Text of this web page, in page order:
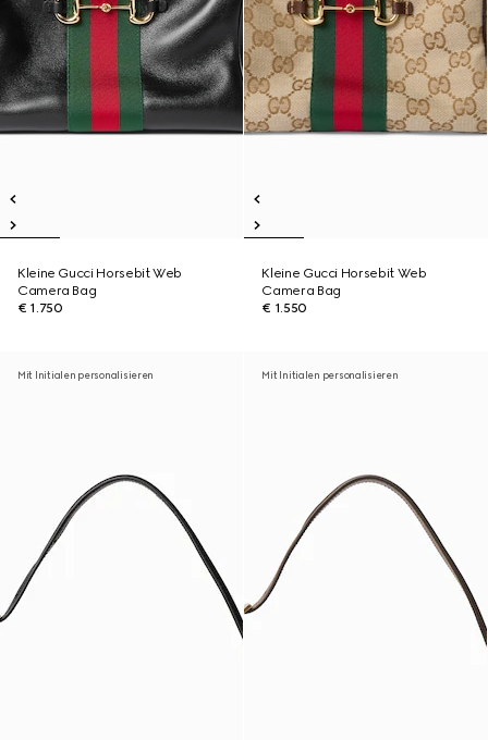
Kleine Gucci Horsebit Web
Camera Bag
€ 1.750
Kleine Gucci Horsebit Web
Camera Bag
€ 1.550
Mit Initialen personalisieren Mit Initialen personalisieren